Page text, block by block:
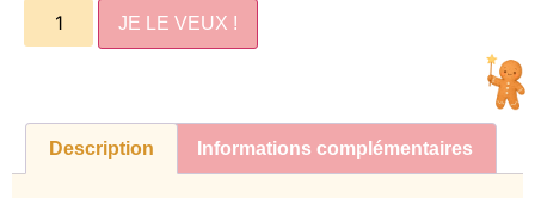
JE LE VEUX !
Description Informations complémentaires